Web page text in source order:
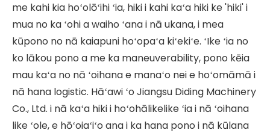
me kahi kia hoʻolōʻihi ʻia, hiki i kahi kaʻa hiki ke 'hiki' i
mua no ka ʻohi a waiho ʻana i nā ukana, i mea
kūpono no nā kaiapuni hoʻopaʻa kiʻekiʻe. ʻIke ʻia no
ko lākou pono a me ka maneuverability, pono kēia
mau kaʻa no nā ʻoihana e manaʻo nei e hoʻomāmā i
nā hana logistic. Hāʻawi ʻo Jiangsu Diding Machinery
Co., Ltd. i nā kaʻa hiki i hoʻohālikelike ʻia i nā ʻoihana
like ʻole, e hōʻoiaʻiʻo ana i ka hana pono i nā kūlana